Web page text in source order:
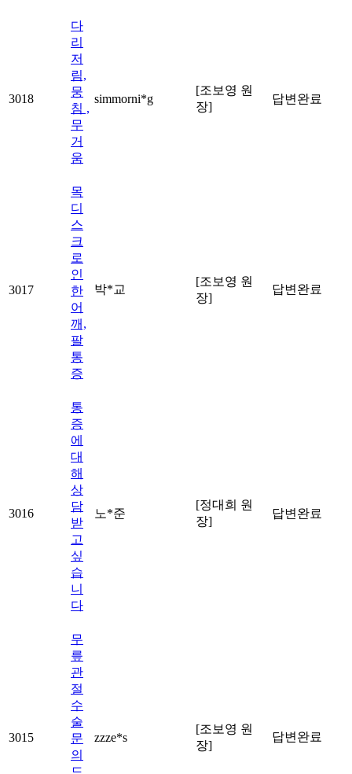
3018
다
리
저
림,
뭉
침 ,
무
거
움
simmorni*g
[조보영 원
장]
답변완료
3017
목
디
스
크
로
인
한
어
깨,
팔
통
증
박*교
[조보영 원
장]
답변완료
3016
통
증
에
대
해
상
담
받
고
싶
습
니
다
노*준
[정대희 원
장]
답변완료
3015
무
릎
관
절
수
술
문
의
드
zzze*s
[조보영 원
장]
답변완료